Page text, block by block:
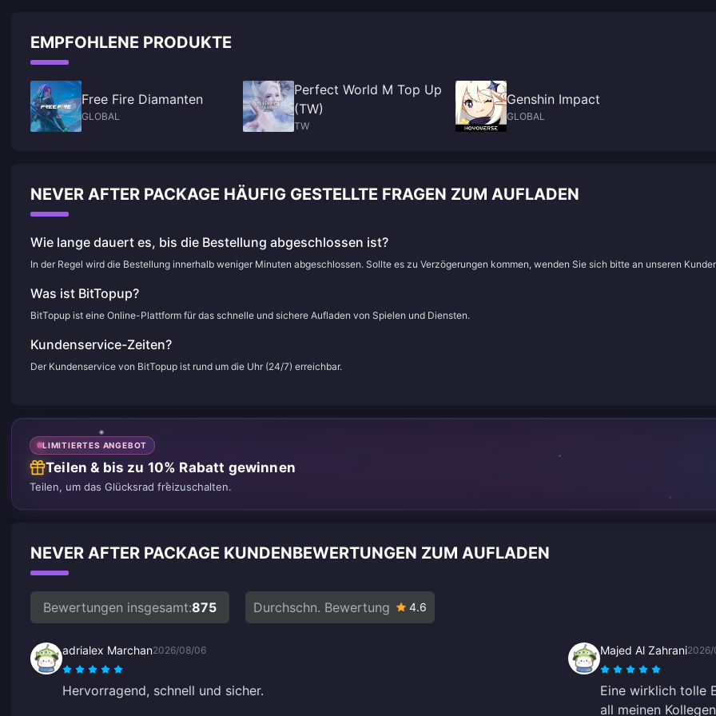
EMPFOHLENE PRODUKTE
Free Fire Diamanten
GLOBAL
Perfect World M Top Up
(TW)
TW
Genshin Impact
GLOBAL
NEVER AFTER PACKAGE HÄUFIG GESTELLTE FRAGEN ZUM AUFLADEN
Wie lange dauert es, bis die Bestellung abgeschlossen ist?
In der Regel wird die Bestellung innerhalb weniger Minuten abgeschlossen. Sollte es zu Verzögerungen kommen, wenden Sie sich bitte an unseren
Was ist BitTopup?
BitTopup ist eine Online-Plattform für das schnelle und sichere Aufladen von Spielen und Diensten.
Kundenservice-Zeiten?
Der Kundenservice von BitTopup ist rund um die Uhr (24/7) erreichbar.
LIMITIERTES ANGEBOT
Teilen & bis zu 10% Rabatt gewinnen
Teilen, um das Glücksrad freizuschalten.
NEVER AFTER PACKAGE KUNDENBEWERTUNGEN ZUM AUFLADEN
Bewertungen insgesamt:875 Durchschn. Bewertung 4.6
adrialex Marchan2026/08/06
Hervorragend, schnell und sicher.
Majed Al Zahrani
Eine wirklich tolle
all meinen